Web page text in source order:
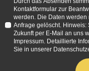
Kontaktformular zur
werden. Die Daten
Anfrage gelöscht.
Zukunft per E-Mail an uns
Impressum. Detaillierte
Sie in unserer